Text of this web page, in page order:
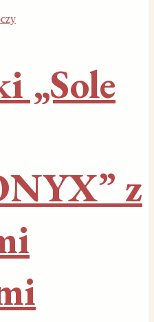
„Sole
z